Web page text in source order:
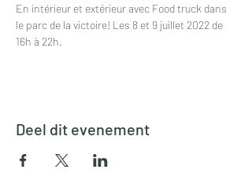
En intérieur et extérieur avec Food truck dans
le parc de la victoire! Les 8 et 9 juillet 2022 de
16h à 22h.
Deel dit evenement